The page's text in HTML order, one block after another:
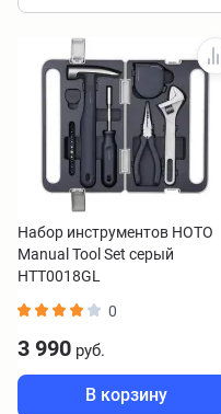
Набор инструментов HOTO
Manual Tool Set серый
HTT0018GL
0
3 990 руб.
В корзину